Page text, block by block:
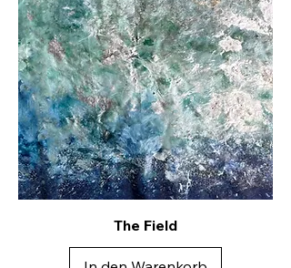
The Field